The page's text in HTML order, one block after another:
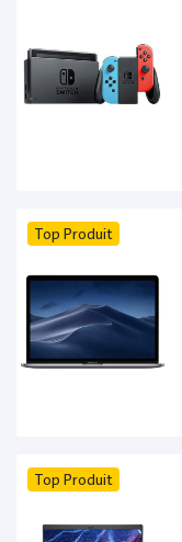
Top Produit
Top Produit